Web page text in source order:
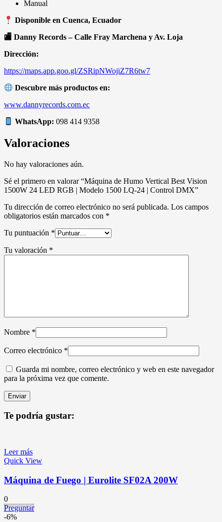
Manual
Disponible en Cuenca, Ecuador
🏬 Danny Records – Calle Fray Marchena y Av. Loja
Dirección:
https://maps.app.goo.gl/ZSRipNWojiZ7R6tw7
Descubre más productos en:
www.dannyrecords.com.ec
WhatsApp: 098 414 9358
Valoraciones
No hay valoraciones aún.
Sé el primero en valorar “Máquina de Humo Vertical Best Vision
1500W 24 LED RGB | Modelo 1500 LQ-24 | Control DMX”
Tu dirección de correo electrónico no será publicada. Los campos
obligatorios están marcados con *
Tu puntuación *
Tu valoración *
Nombre *
Correo electrónico *
Guarda mi nombre, correo electrónico y web en este navegador
para la próxima vez que comente.
Te podría gustar:
Leer más
Quick View
Máquina de Fuego | Eurolite SF02A 200W
0
Preguntar
-6%